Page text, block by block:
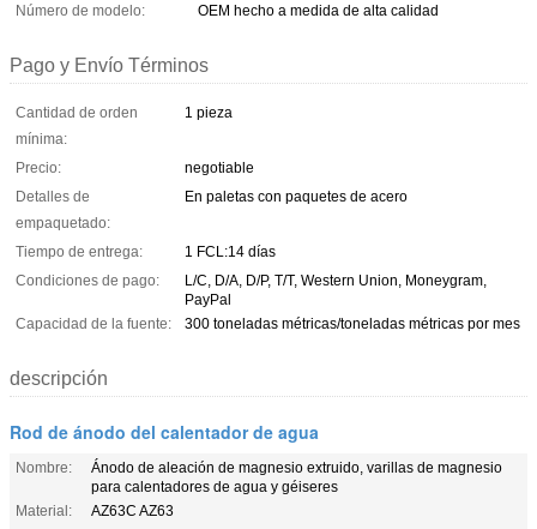
Número de modelo:
OEM hecho a medida de alta calidad
Pago y Envío Términos
Cantidad de orden
mínima:
1 pieza
Precio:
negotiable
Detalles de
empaquetado:
En paletas con paquetes de acero
Tiempo de entrega:
1 FCL:14 días
Condiciones de pago:
L/C, D/A, D/P, T/T, Western Union, Moneygram,
PayPal
Capacidad de la fuente:
300 toneladas métricas/toneladas métricas por mes
descripción
Rod de ánodo del calentador de agua
Nombre:
Ánodo de aleación de magnesio extruido, varillas de magnesio
para calentadores de agua y géiseres
Material:
AZ63C AZ63